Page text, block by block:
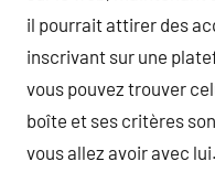
il pourrait attirer des
inscrivant sur une
vous pouvez trouver
boîte et ses critères
vous allez avoir avec